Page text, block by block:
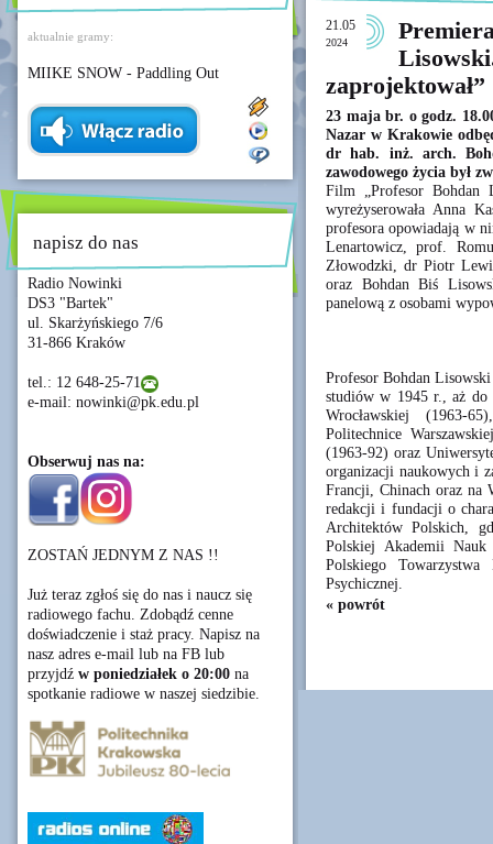
aktualnie gramy:
MIIKE SNOW - Paddling Out
napisz do nas
Radio Nowinki
DS3 "Bartek"
ul. Skarżyńskiego 7/6
31-866 Kraków
tel.: 12 648-25-71
e-mail: nowinki@pk.edu.pl
Obserwuj nas na:
ZOSTAŃ JEDNYM Z NAS !!
Już teraz zgłoś się do nas i naucz się
radiowego fachu. Zdobądź cenne
doświadczenie i staż pracy. Napisz na
nasz adres e-mail lub na FB lub
przyjdź w poniedziałek o 20:00 na
spotkanie radiowe w naszej siedzibie.
21.05
2024
zaprojektował”
23 maja br. o godz.
Nazar w Krakowie
dr hab. inż. arch.
zawodowego życia był
Film „Profesor Bohdan
wyreżyserowała Anna
profesora opowiadają w
Lenartowicz, prof.
Złowodzki, dr Piotr
oraz Bohdan Biś
panelową z osobami
Profesor Bohdan
studiów w 1945 r., aż do
Wrocławskiej (1963-
Politechnice
(1963-92) oraz
organizacji naukowych i
Francji, Chinach oraz na
redakcji i fundacji o
Architektów Polskich,
Polskiej Akademii
Polskiego
Psychicznej.
« powrót